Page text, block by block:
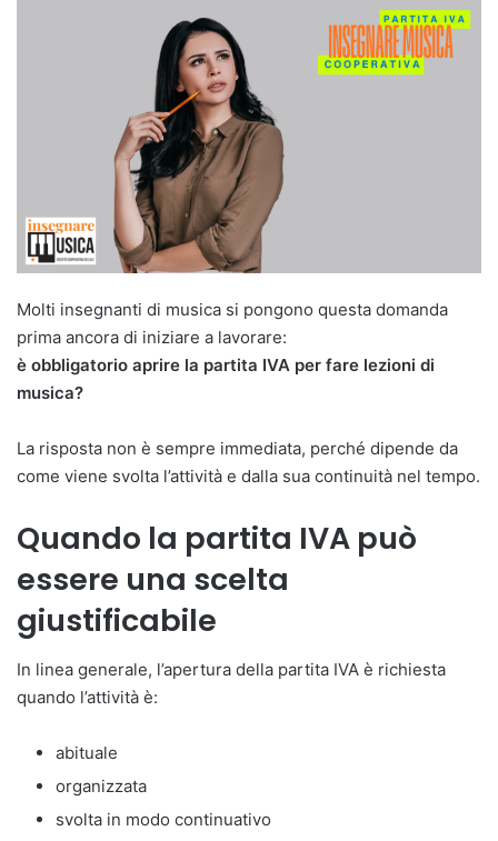
Molti insegnanti di musica si pongono questa domanda
prima ancora di iniziare a lavorare:
è obbligatorio aprire la partita IVA per fare lezioni di
musica?
La risposta non è sempre immediata, perché dipende da
come viene svolta l’attività e dalla sua continuità nel tempo.
Quando la partita IVA può
essere una scelta
giustificabile
In linea generale, l’apertura della partita IVA è richiesta
quando l’attività è:
abituale
organizzata
svolta in modo continuativo